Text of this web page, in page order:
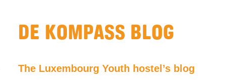
DE KOMPASS BLOG
The Luxembourg Youth hostel’s blog